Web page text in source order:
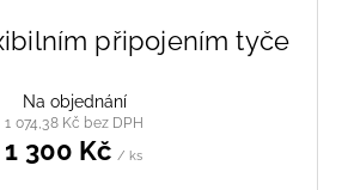
připojením tyče
Na objednání
1 074,38 Kč bez DPH
1 300 Kč / ks